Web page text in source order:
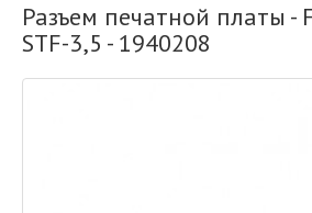
Разъем печатной платы -
STF-3,5 - 1940208